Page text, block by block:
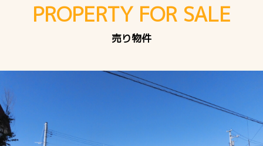
PROPERTY FOR SALE
売り物件